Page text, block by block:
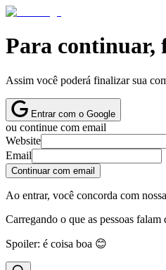
Para continuar,
Assim você poderá finalizar sua
Entrar com o Google
ou continue com email
Website
Email
Continuar com email
Ao entrar, você concorda com nossa
Carregando o que as pessoas
Spoiler: é coisa boa 😊